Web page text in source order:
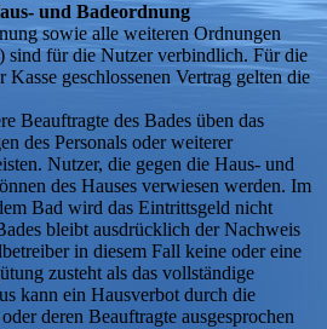
und Badeordnung
sowie alle weiteren Ordnungen
sind für die Nutzer verbindlich. Für die
geschlossenen Vertrag gelten die
Beauftragte des Bades üben das
des Personals oder weiterer
Nutzer, die gegen die Haus- und
des Hauses verwiesen werden. Im
Bad wird das Eintrittsgeld nicht
bleibt ausdrücklich der Nachweis
in diesem Fall keine oder eine
zusteht als das vollständige
kann ein Hausverbot durch die
deren Beauftragte ausgesprochen